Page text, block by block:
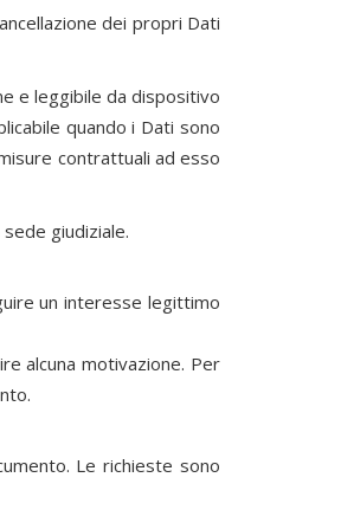
dei propri Dati
e leggibile da dispositivo
quando i Dati sono
contrattuali ad esso
giudiziale.
un interesse legittimo
alcuna motivazione. Per
Le richieste sono